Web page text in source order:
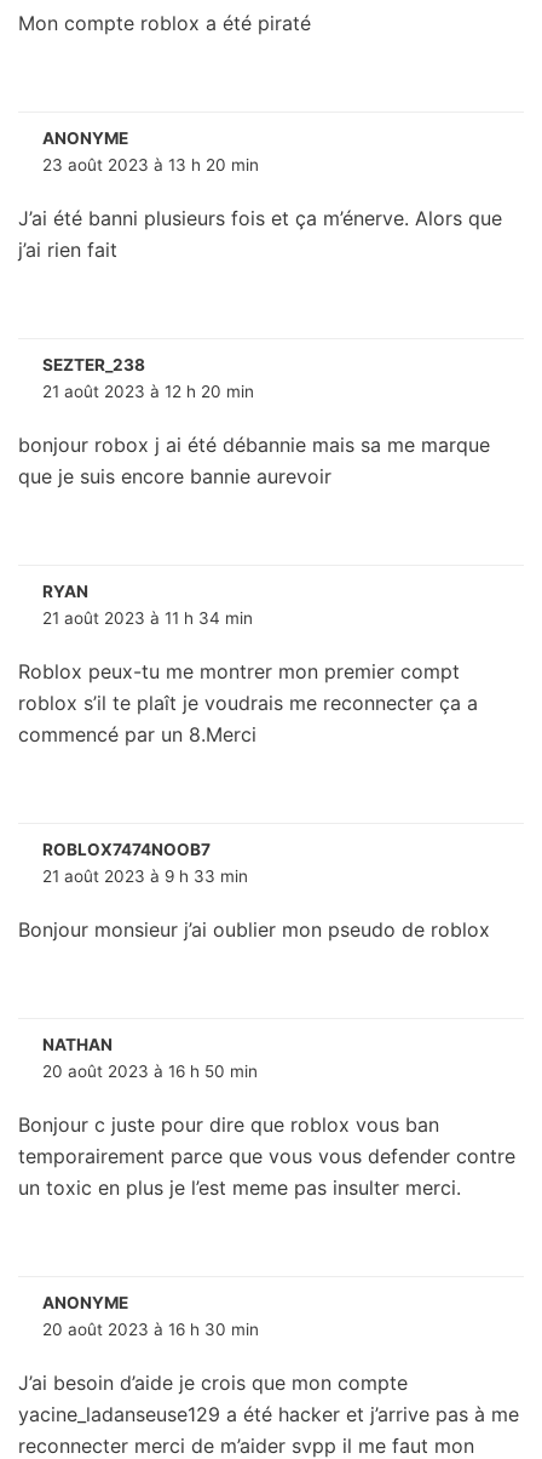
Mon compte roblox a été piraté
ANONYME
23 août 2023 à 13 h 20 min
J’ai été banni plusieurs fois et ça m’énerve. Alors que
j’ai rien fait
SEZTER_238
21 août 2023 à 12 h 20 min
bonjour robox j ai été débannie mais sa me marque
que je suis encore bannie aurevoir
RYAN
21 août 2023 à 11 h 34 min
Roblox peux-tu me montrer mon premier compt
roblox s’il te plaît je voudrais me reconnecter ça a
commencé par un 8.Merci
ROBLOX7474NOOB7
21 août 2023 à 9 h 33 min
Bonjour monsieur j’ai oublier mon pseudo de roblox
NATHAN
20 août 2023 à 16 h 50 min
Bonjour c juste pour dire que roblox vous ban
temporairement parce que vous vous defender contre
un toxic en plus je l’est meme pas insulter merci.
ANONYME
20 août 2023 à 16 h 30 min
J’ai besoin d’aide je crois que mon compte
yacine_ladanseuse129 a été hacker et j’arrive pas à me
reconnecter merci de m’aider svpp il me faut mon